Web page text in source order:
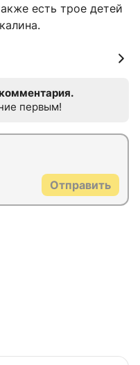
есть трое детей
первым!
Отправить